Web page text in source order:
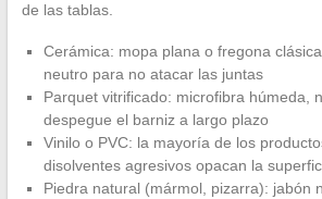
de las tablas.
Cerámica: mopa plana o fregona
neutro para no atacar las juntas
Parquet vitrificado: microfibra húmeda,
despegue el barniz a largo plazo
Vinilo o PVC: la mayoría de los
disolventes agresivos opacan la
Piedra natural (mármol, pizarra): jabón